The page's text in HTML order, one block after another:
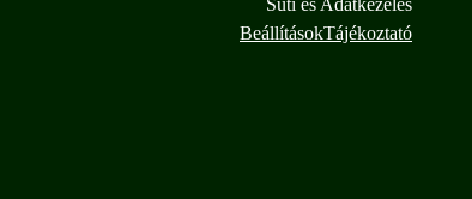
Süti és Adatkezelés
BeállításokTájékoztató